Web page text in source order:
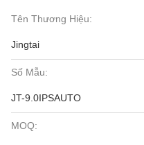
Tên Thương Hiệu:
Jingtai
Số Mẫu:
JT-9.0IPSAUTO
MOQ: